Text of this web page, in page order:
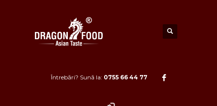
Întrebări? Sună la: 0755 66 44 77